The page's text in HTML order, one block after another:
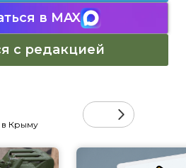
в MAX
с редакцией
Крыму